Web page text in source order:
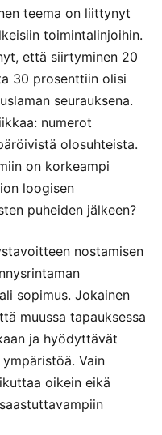
teema on liittynyt
toimintalinjoihin.
että siirtyminen 20
30 prosenttiin olisi
seurauksena.
numerot
olosuhteista.
on korkeampi
loogisen
puheiden jälkeen?
nostamisen
sopimus. Jokainen
muussa tapauksessa
ja hyödyttävät
Vain
oikein eikä